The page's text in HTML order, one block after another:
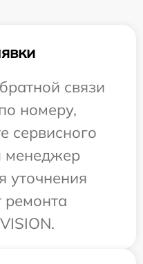
связи
номеру,
сервисного
менеджер
уточнения